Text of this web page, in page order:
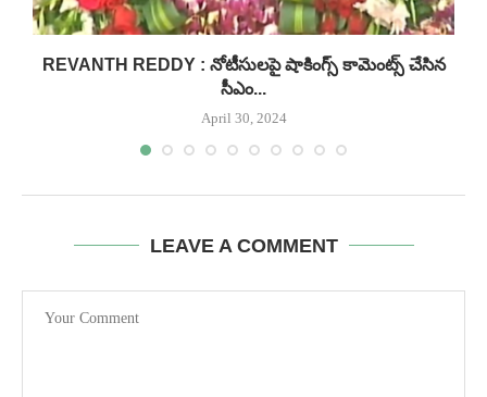
REVANTH REDDY : నోటీసులపై షాకింగ్స్ కామెంట్స్ చేసిన
సీఎం...
April 30, 2024
LEAVE A COMMENT